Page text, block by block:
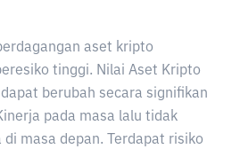
aset kripto
tinggi. Nilai Aset Kripto
berubah secara signifikan
pada masa lalu tidak
masa depan. Terdapat risiko